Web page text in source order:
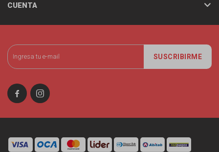
SUSCRIBIRME
 
CUENTA